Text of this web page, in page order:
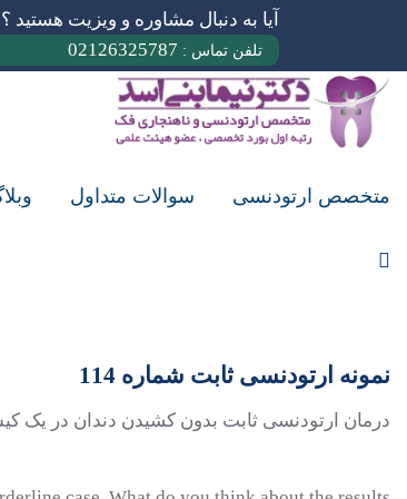
آیا به دنبال مشاوره و ویزیت هستید ؟
تلفن تماس : 02126325787
متخصص ارتودنسی سوالات متداول
نمونه ارتودنسی ثابت شماره 114
درمان ارتودنسی ثابت بدون کشیدن دندان در یک